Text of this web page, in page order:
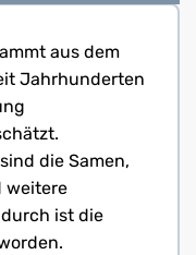
aus dem
Jahrhunderten
die Samen,
weitere
ist die